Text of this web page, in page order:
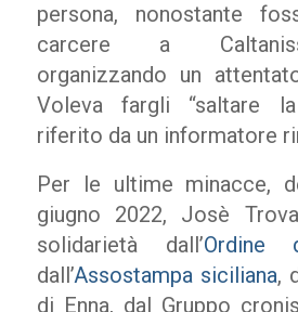
persona, nonostante
carcere a
organizzando un
Voleva fargli “saltare
riferito da un informatore
Per le ultime minacce,
giugno 2022, Josè
solidarietà dall’Ordine
dall’Assostampa siciliana,
di Enna, dal Gruppo